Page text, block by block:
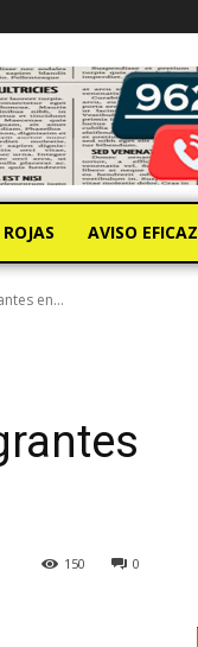
ROJAS AVISO EFICAZ
en...
0
150